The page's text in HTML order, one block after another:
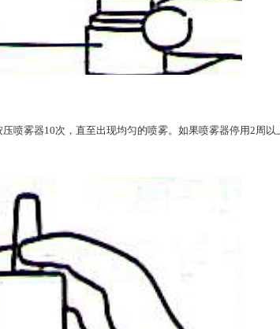
喷雾器10次，直至出现均匀的喷雾。如果喷雾器停用2周